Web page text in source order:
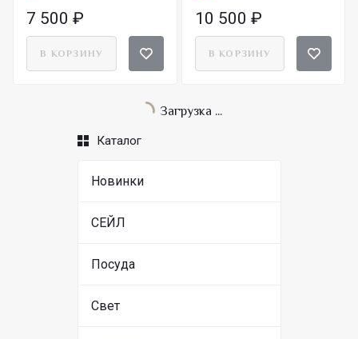
Каталог
Новинки
СЕЙЛ
Посуда
Свет
7 500 ₽
В КОРЗИНУ
10 500 ₽
В КОРЗИНУ
Загрузка ...